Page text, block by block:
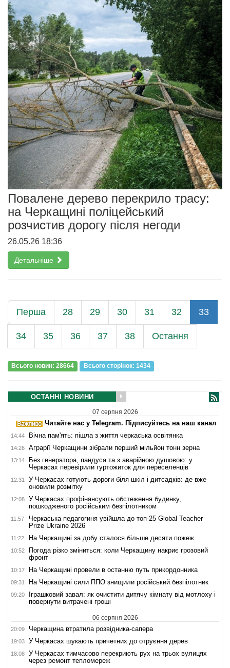
Повалене дерево перекрило трасу:
на Черкащині поліцейський
розчистив дорогу після негоди
26.05.26 18:36
Детальніше
Перша 28 29 30 31 32 33
34 35 36 37 38 Остання
Всього новин: 28664 Всього сторiнок: 1434
ОСТАННІ НОВИНИ
07 серпня 2026
Читайте нас у Telegram. Підписуйтесь на наш канал
14:44 Вічна пам'ять: пішла з життя черкаська освітянка
14:26 Аграрії Черкащини зібрали перший мільйон тонн зерна
13:14
Без генератора, пандуса та з аварійною душовою: у
Черкасах перевірили гуртожиток для переселенців
12:31
У Черкасах готують дороги біля шкіл і дитсадків: де вже
оновили розмітку
12:08
У Черкасах профінансують обстеження будинку,
пошкодженого російським безпілотником
11:57
Черкаська педагогиня увійшла до топ-25 Global Teacher
Prize Ukraine 2026
11:22 На Черкащині за добу сталося більше десяти пожеж
10:52
Погода різко зміниться: коли Черкащину накриє грозовий
фронт
10:17 На Черкащині провели в останню путь прикордонника
09:31 На Черкащині сили ППО знищили російський безпілотник
09:20
Іграшковий завал: як очистити дитячу кімнату від мотлоху і
повернути витрачені гроші
06 серпня 2026
20:09 Черкащина втратила розвідника-сапера
19:03 У Черкасах шукають причетних до отруєння дерев
18:08
У Черкасах тимчасово перекриють рух на трьох вулицях
через ремонт тепломереж